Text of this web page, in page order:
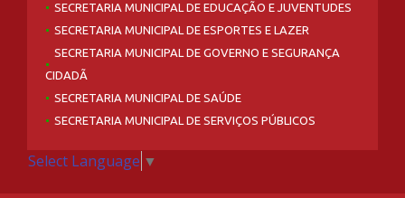
SECRETARIA MUNICIPAL DE EDUCAÇÃO E JUVENTUDES
SECRETARIA MUNICIPAL DE ESPORTES E LAZER
SECRETARIA MUNICIPAL DE GOVERNO E SEGURANÇA
CIDADÃ
SECRETARIA MUNICIPAL DE SAÚDE
SECRETARIA MUNICIPAL DE SERVIÇOS PÚBLICOS
Select Language ▼